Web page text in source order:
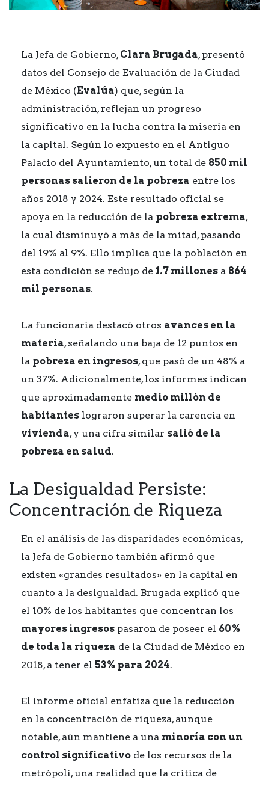
La Jefa de Gobierno,Clara Brugada, presentó
datos del Consejo de Evaluación de la Ciudad
de México (Evalúa) que, según la
administración, reflejan un progreso
significativo en la lucha contra la miseria en
la capital. Según lo expuesto en el Antiguo
Palacio del Ayuntamiento, un total de 850 mil
personas salieron de la pobreza entre los
años 2018 y 2024. Este resultado oficial se
apoya en la reducción de la pobreza extrema,
la cual disminuyó a más de la mitad, pasando
del 19% al 9%. Ello implica que la población en
esta condición se redujo de 1.7 millones a 864
mil personas.
La funcionaria destacó otros avances en la
materia, señalando una baja de 12 puntos en
la pobreza en ingresos, que pasó de un 48% a
un 37%. Adicionalmente, los informes indican
que aproximadamente medio millón de
habitantes lograron superar la carencia en
vivienda, y una cifra similar salió de la
pobreza en salud.
La Desigualdad Persiste:
Concentración de Riqueza
En el análisis de las disparidades económicas,
la Jefa de Gobierno también afirmó que
existen «grandes resultados» en la capital en
cuanto a la desigualdad. Brugada explicó que
el 10% de los habitantes que concentran los
mayores ingresos pasaron de poseer el 60%
de toda la riqueza de la Ciudad de México en
2018, a tener el 53% para 2024.
El informe oficial enfatiza que la reducción
en la concentración de riqueza, aunque
notable, aún mantiene a una minoría con un
control significativo de los recursos de la
metrópoli, una realidad que la crítica de